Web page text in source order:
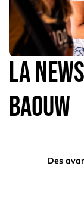
La
Baouw
Des